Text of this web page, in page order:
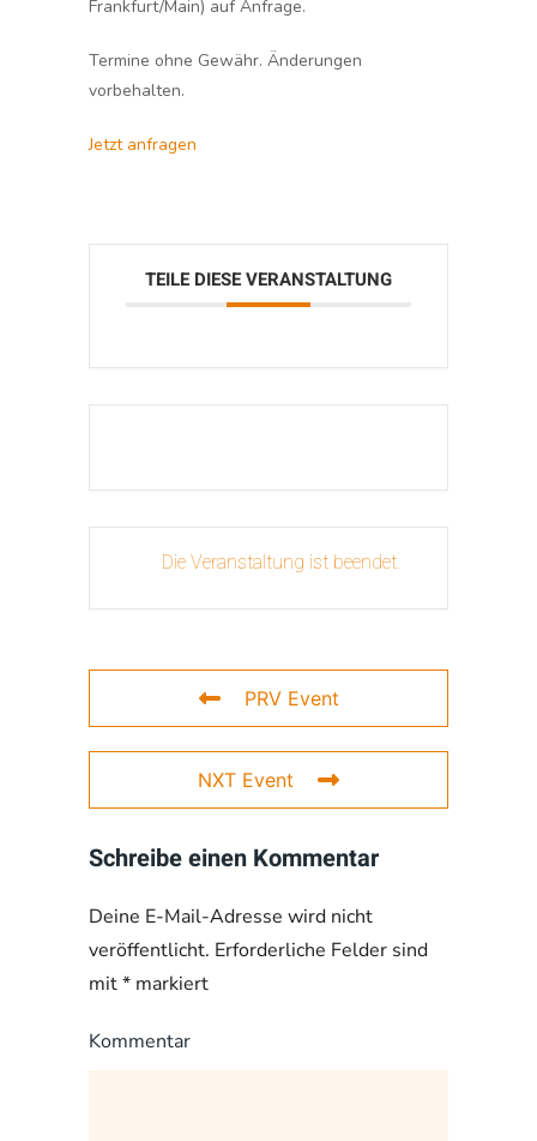
Frankfurt/Main) auf Anfrage.
Termine ohne Gewähr. Änderungen
vorbehalten.
Jetzt anfragen
TEILE DIESE VERANSTALTUNG
Die Veranstaltung ist beendet.
PRV Event
NXT Event
Schreibe einen Kommentar
Deine E-Mail-Adresse wird nicht
veröffentlicht. Erforderliche Felder sind
mit* markiert
Kommentar